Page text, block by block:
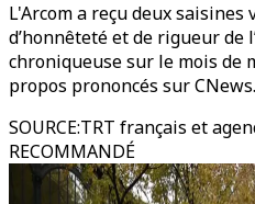
L'Arcom a reçu deux
d’honnêteté et de rigueur de
chroniqueuse sur le mois de
propos prononcés sur CNews.
SOURCE:TRT français et
RECOMMANDÉ